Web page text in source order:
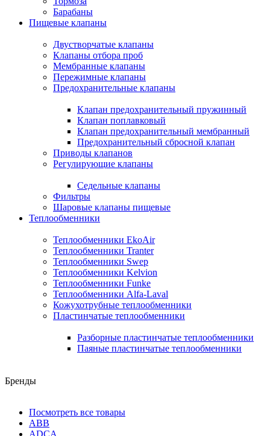
Барабаны
Пищевые клапаны
Двустворчатые клапаны
Клапаны отбора проб
Мембранные клапаны
Пережимные клапаны
Предохранительные клапаны
Клапан предохранительный пружинный
Клапан поплавковый
Клапан предохранительный мембранный
Предохранительный сбросной клапан
Приводы клапанов
Регулирующие клапаны
Седельные клапаны
Фильтры
Шаровые клапаны пищевые
Теплообменники
Теплообменники EkoAir
Теплообменники Tranter
Теплообменники Swep
Теплообменники Kelvion
Теплообменники Funke
Теплообменники Alfa-Laval
Кожухотрубные теплообменники
Пластинчатые теплообменники
Разборные пластинчатые теплообменники
Паяные пластинчатые теплообменники
Бренды
Посмотреть все товары
ABB
ADCA